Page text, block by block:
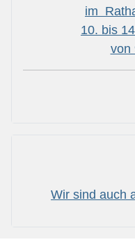
im
10. bis
von
Wir sind auch